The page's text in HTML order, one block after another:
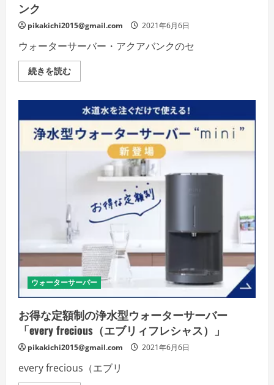
ンク
pikakichi2015@gmail.com 2021年6月6日
ウォーターサーバー・アクアバンクのセ
続きを読む月
定
水
ウ
ォ
の
ク
ア
バ
ン
ク
の
詳
細
ご
覧
く
だ
さ
い
ウォーターサーバー
お得な定額制の浄水型ウォーターサーバー
「every frecious（エブリィフレシャス）」
pikakichi2015@gmail.com 2021年6月6日
every frecious（エブリ